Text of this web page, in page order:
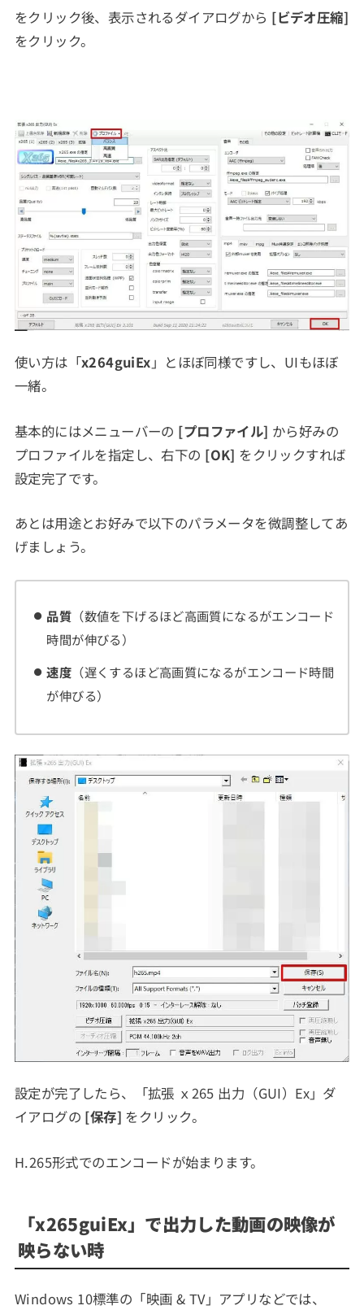
をクリック後、表示されるダイアログから [ビデオ圧縮]
をクリック。
使い方は「x264guiEx 」とほぼ同様ですし、UIもほぼ
一緒。
基本的にはメニューバーの [プロファイル] から好みの
プロファイルを指定し、右下の [OK] をクリックすれば
設定完了です。
あとは用途とお好みで以下のパラメータを微調整してあ
げましょう。
品質 （数値を下げるほど高画質になるがエンコード
時間が伸びる）
速度 （遅くするほど高画質になるがエンコード時間
が伸びる）
設定が完了したら、「拡張 ｘ265 出力（GUI）Ex」ダ
イアログの [保存] をクリック。
H.265形式でのエンコードが始まります。
「x265guiEx」で出力した動画の映像が
映らない時
Windows 10標準の「映画 & TV」アプリなどでは、